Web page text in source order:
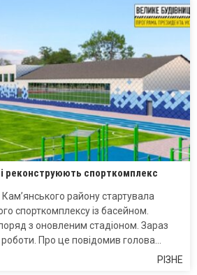
реконструюють спорткомплекс
району стартувала
спорткомплексу із басейном.
з оновленим стадіоном. Зараз
Про це повідомив голова…
РІЗНЕ